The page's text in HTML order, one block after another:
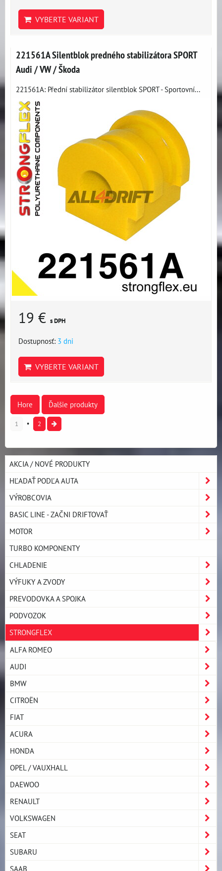
VYBERTE VARIANT
221561A Silentblok predného stabilizátora SPORT
Audi / VW / Škoda
221561A: Přední stabilizátor silentblok SPORT - Sportovní...
19 € s DPH
Dostupnosť: 3 dni
VYBERTE VARIANT
Hore Ďalšie produkty
1 2
AKCIA / NOVÉ PRODUKTY
HĽADAŤ PODĽA AUTA
VÝROBCOVIA
BASIC LINE - ZAČNI DRIFTOVAŤ
MOTOR
TURBO KOMPONENTY
CHLADENIE
VÝFUKY A ZVODY
PREVODOVKA A SPOJKA
PODVOZOK
STRONGFLEX
ALFA ROMEO
AUDI
BMW
CITROËN
FIAT
ACURA
HONDA
OPEL / VAUXHALL
DAEWOO
RENAULT
VOLKSWAGEN
SEAT
SUBARU
SAAB